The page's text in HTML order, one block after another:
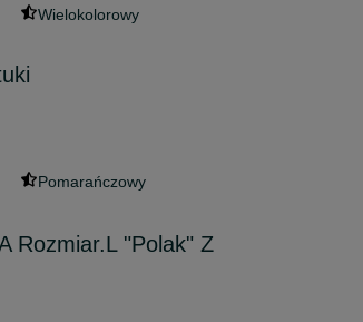
Wielokolorowy
Pomarańczowy
Rozmiar.L "Polak" Z